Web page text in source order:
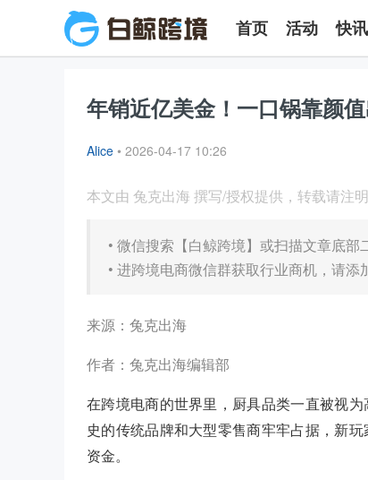
首页 活动 快讯
年销近亿美金！一口锅靠颜
Alice • 2026-04-17 10:26
本文由 兔克出海 撰写/授权提供，转载请注明
• 微信搜索【白鲸跨境】或扫描文章底
• 进跨境电商微信群获取行业商机，请
来源：兔克出海
作者：兔克出海编辑部
在跨境电商的世界里，厨具品类一直被视
史的传统品牌和大型零售商牢牢占据，新
资金。